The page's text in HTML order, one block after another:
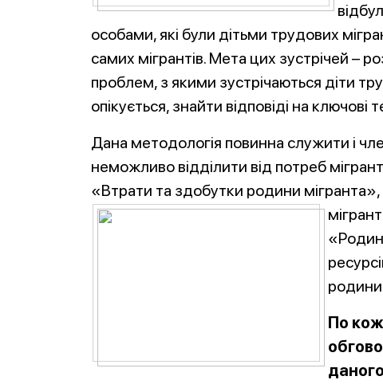
особами, які були дітьми трудових
самих мігрантів. Мета цих зустрічей –
проблем, з якими зустрічаються діти
опікується, знайти відповіді на ключові
Дана методологія повинна служити і
неможливо відділити від потреб
«Втрати та здобутки родини
родини
По